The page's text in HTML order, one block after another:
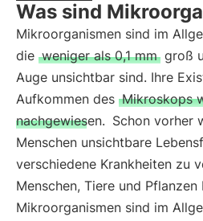
Was sind
Mikroorganismen sind im
die weniger als 0,1 mm groß
Auge unsichtbar sind. Ihre
Aufkommen des Mikroskops
nachgewiesen. Schon vorher
Menschen unsichtbare
verschiedene Krankheiten zu
Menschen, Tiere und Pflanzen
Mikroorganismen sind im